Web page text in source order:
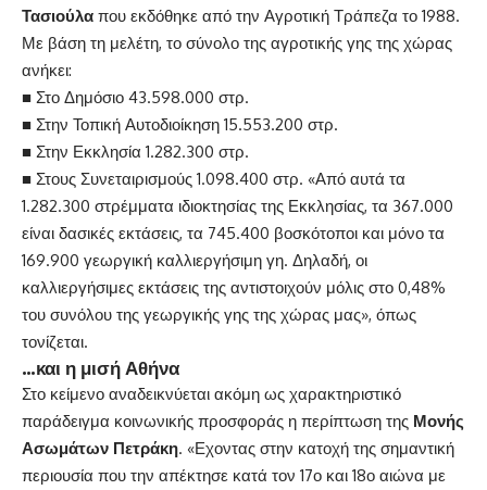
Τασιούλα που εκδόθηκε από την Αγροτική Τράπεζα το 1988.
Με βάση τη μελέτη, το σύνολο της αγροτικής γης της χώρας
ανήκει:
■ Στο Δημόσιο 43.598.000 στρ.
■ Στην Τοπική Αυτοδιοίκηση 15.553.200 στρ.
■ Στην Εκκλησία 1.282.300 στρ.
■ Στους Συνεταιρισμούς 1.098.400 στρ. «Από αυτά τα
1.282.300 στρέμματα ιδιοκτησίας της Εκκλησίας, τα 367.000
είναι δασικές εκτάσεις, τα 745.400 βοσκότοποι και μόνο τα
169.900 γεωργική καλλιεργήσιμη γη. Δηλαδή, οι
καλλιεργήσιμες εκτάσεις της αντιστοιχούν μόλις στο 0,48%
του συνόλου της γεωργικής γης της χώρας μας», όπως
τονίζεται.
…και η μισή Αθήνα
Στο κείμενο αναδεικνύεται ακόμη ως χαρακτηριστικό
παράδειγμα κοινωνικής προσφοράς η περίπτωση της Μονής
Ασωμάτων Πετράκη. «Εχοντας στην κατοχή της σημαντική
περιουσία που την απέκτησε κατά τον 17ο και 18ο αιώνα με